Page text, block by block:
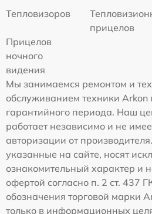
Тепловизоров
прицелов
Прицелов
ночного
видения
Мы занимаемся ремонтом и
обслуживанием техники Arkon
гарантийного периода. Наш
работает независимо и не
авторизации от
указанные на сайте, носят
ознакомительный характер и
офертой согласно п. 2 ст. 437
обозначения торговой марки
только в информационных